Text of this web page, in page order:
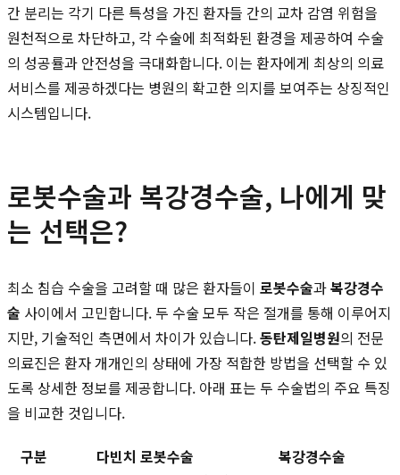
간 분리는 각기 다른 특성을 가진 환자들 간의 교차 감염 위험을
원천적으로 차단하고, 각 수술에 최적화된 환경을 제공하여 수술
의 성공률과 안전성을 극대화합니다. 이는 환자에게 최상의 의료
서비스를 제공하겠다는 병원의 확고한 의지를 보여주는 상징적인
시스템입니다.
로봇수술과 복강경수술, 나에게 맞
는 선택은?
최소 침습 수술을 고려할 때 많은 환자들이 로봇수술과복강경수
술 사이에서 고민합니다. 두 수술 모두 작은 절개를 통해 이루어지
지만, 기술적인 측면에서 차이가 있습니다.동탄제일병원의 전문
의료진은 환자 개개인의 상태에 가장 적합한 방법을 선택할 수 있
도록 상세한 정보를 제공합니다. 아래 표는 두 수술법의 주요 특징
을 비교한 것입니다.
구분 다빈치 로봇수술
복강경수술